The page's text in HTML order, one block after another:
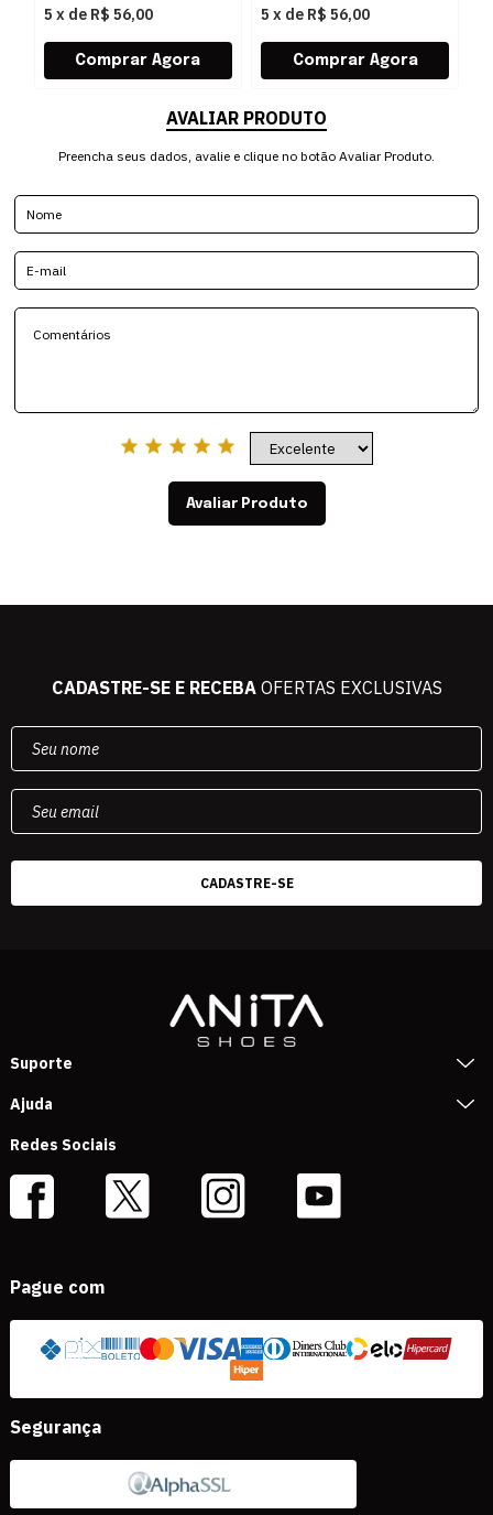
5 x de R$ 56,00 5 x de R$ 56,00
AVALIAR PRODUTO
Preencha seus dados, avalie e clique no botão Avaliar Produto.
Avaliar Produto
CADASTRE-SE E RECEBAOFERTAS EXCLUSIVAS
Suporte
Ajuda
Redes Sociais
Pague com
Segurança